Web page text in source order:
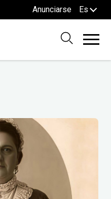
Anunciarse Es